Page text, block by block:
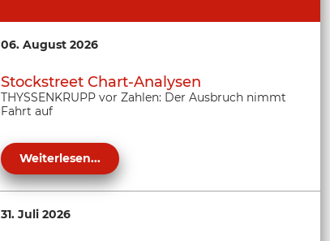
06. August 2026
Stockstreet Chart-Analysen
THYSSENKRUPP vor Zahlen: Der Ausbruch nimmt
Fahrt auf
Weiterlesen...
31. Juli 2026